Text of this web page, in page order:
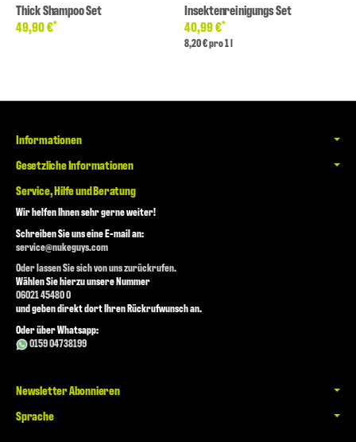
Thick Shampoo Set
49,90 €*
Insektenreinigungs Set
40,99 €*
8,20 € pro 1 l
Informationen
Gesetzliche Informationen
Service, Hilfe und Beratung
Wir helfen Ihnen sehr gerne weiter!
Schreiben Sie uns eine E-mail an:
service@nukeguys.com
Oder lassen Sie sich von uns zurückrufen.
Wählen Sie hierzu unsere Nummer
06021 45480 0
und geben direkt dort Ihren Rückrufwunsch an.
Oder über Whatsapp:
0159 04738199
Newsletter Abonnieren
Sprache